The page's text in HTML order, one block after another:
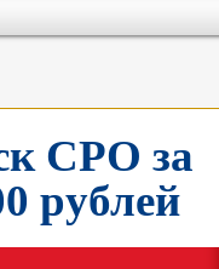
СРО за
рублей